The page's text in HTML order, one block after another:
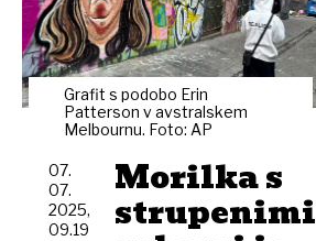
Grafit s podobo Erin
Patterson v avstralskem
Melbournu. Foto: AP
Morilka s
strupenimi
07.
07.
2025,
09.19